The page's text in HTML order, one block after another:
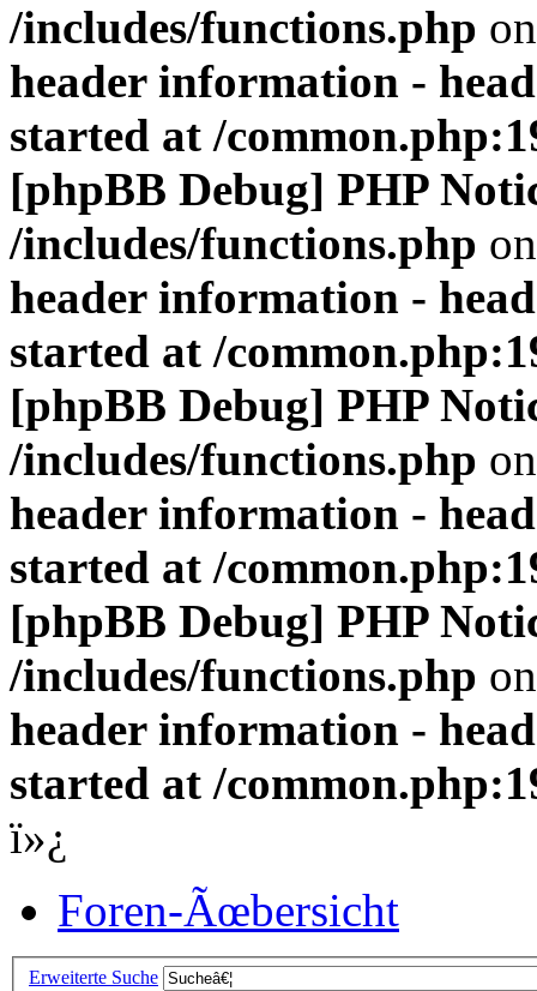
/includes/functions.php
header information -
started at /
[phpBB Debug] PHP
/includes/functions.php
header information -
started at /
[phpBB Debug] PHP
/includes/functions.php
header information -
started at /
[phpBB Debug] PHP
/includes/functions.php
header information -
started at /
ï»¿
Foren-Ãœbersicht
Erweiterte Suche